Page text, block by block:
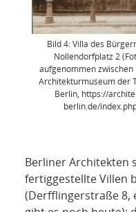
Bild 4: Villa des
Nollendorfplatz 2
aufgenommen
Architekturmuseum der
Berlin, https://
berlin.de/
Berliner Architekten
fertiggestellte Villen
(Derfflingerstraße 8,